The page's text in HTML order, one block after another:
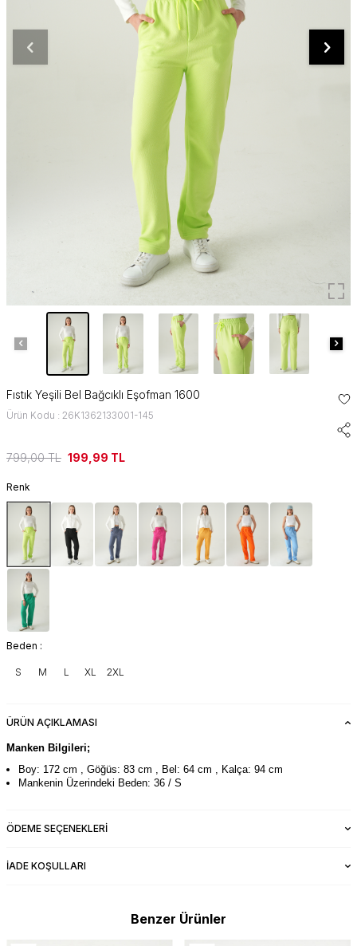
Fıstık Yeşili Bel Bağcıklı Eşofman 1600
Ürün Kodu : 26K1362133001-145
799,00TL 199,99 TL
Renk
Beden :
S M L XL 2XL
ÜRÜN AÇIKLAMASI
Manken Bilgileri;
Boy: 172 cm , Göğüs: 83 cm , Bel: 64 cm , Kalça: 94 cm
Mankenin Üzerindeki Beden: 36 / S
ÖDEME SEÇENEKLERI
İADE KOŞULLARI
Benzer Ürünler